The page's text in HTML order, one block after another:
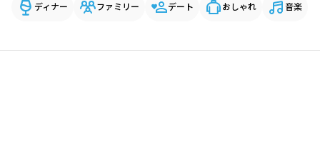
ディナー ファミリー デート おしゃれ 音楽